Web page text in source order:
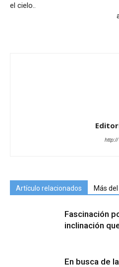
el cielo..
http://
Artículo relacionados Más
Fascinación
inclinación
En busca de